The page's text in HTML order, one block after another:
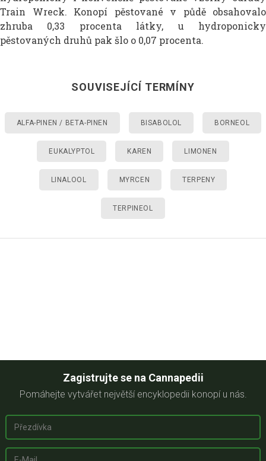
Train Wreck. Konopí pěstované v půdě obsahovalo
zhruba 0,33 procenta látky, u hydroponicky
pěstovaných druhů pak šlo o 0,07 procenta.
SOUVISEJÍCÍ TERMÍNY
ALFA-PINEN / BETA-PINEN BISABOLOL BORNEOL
EUKALYPTOL KAREN LIMONEN
LINALOOL MYRCEN TERPENY
TERPINEOL
Zagistrujte se na Cannapedii
Pomáhejte vytvářet největší encyklopedii konopí u nás.